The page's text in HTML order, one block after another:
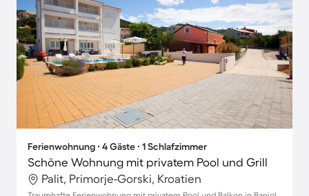
Ferienwohnung ∙ 4 Gäste ∙ 1 Schlafzimmer
Schöne Wohnung mit privatem Pool und Grill
Palit, Primorje-Gorski, Kroatien